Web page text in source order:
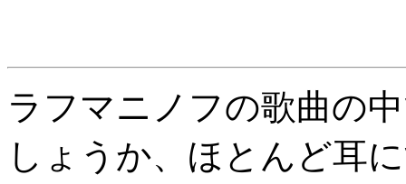
ラフマニノフの歌曲の
しょうか、ほとんど耳